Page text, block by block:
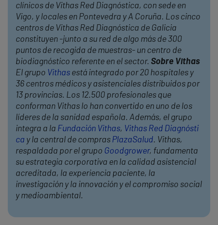
clínicos de Vithas Red Diagnóstica, con sede en
Vigo, y locales en Pontevedra y A Coruña. Los cinco
centros de Vithas Red Diagnóstica de Galicia
constituyen -junto a su red de algo más de 300
puntos de recogida de muestras- un centro de
biodiagnóstico referente en el sector. Sobre Vithas
El grupo Vithas está integrado por 20 hospitales y
36 centros médicos y asistenciales distribuidos por
13 provincias. Los 12.500 profesionales que
conforman Vithas lo han convertido en uno de los
líderes de la sanidad española. Además, el grupo
integra a la Fundación Vithas, Vithas Red Diagnósti
ca y la central de compras PlazaSalud. Vithas,
respaldada por el grupo Goodgrower, fundamenta
su estrategia corporativa en la calidad asistencial
acreditada, la experiencia paciente, la
investigación y la innovación y el compromiso social
y medioambiental.